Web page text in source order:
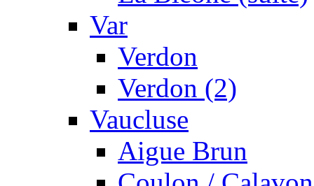
Var
Verdon
Verdon (2)
Vaucluse
Aigue Brun